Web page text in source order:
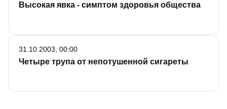
Высокая явка - симптом здоровья общества
Четыре трупа от непотушенной сигареты
31.10.2003, 00:00